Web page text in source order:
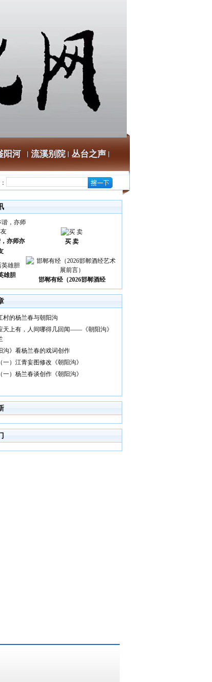
阳河 流溪别院 丛台之声
亦师亦
买 卖
雄胆
邯郸有经（2026邯郸酒经
村的杨兰春与朝阳沟
天上有，人间哪得几回闻——《朝阳沟》
沟》看杨兰春的戏词创作
一）江青妄图修改《朝阳沟》
一）杨兰春谈创作《朝阳沟》